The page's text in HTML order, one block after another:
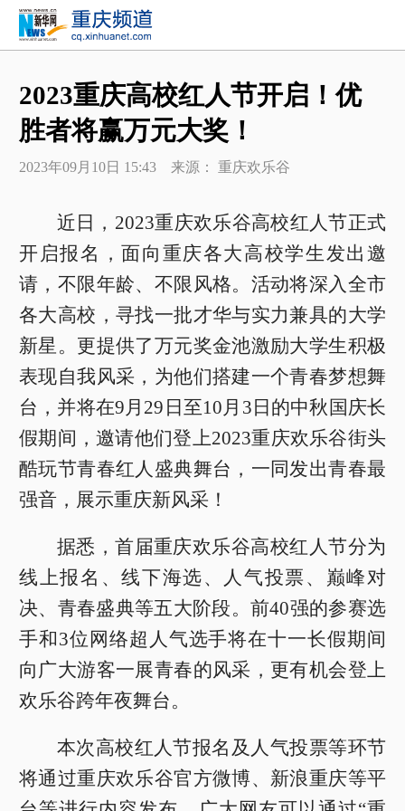
2023重庆高校红人节开启！优
胜者将赢万元大奖！
2023年09月10日 15:43 来源： 重庆欢乐谷
近日，2023重庆欢乐谷高校红人节正式
开启报名，面向重庆各大高校学生发出邀
请，不限年龄、不限风格。活动将深入全市
各大高校，寻找一批才华与实力兼具的大学
新星。更提供了万元奖金池激励大学生积极
表现自我风采，为他们搭建一个青春梦想舞
台，并将在9月29日至10月3日的中秋国庆长
假期间，邀请他们登上2023重庆欢乐谷街头
酷玩节青春红人盛典舞台，一同发出青春最
强音，展示重庆新风采！
据悉，首届重庆欢乐谷高校红人节分为
线上报名、线下海选、人气投票、巅峰对
决、青春盛典等五大阶段。前40强的参赛选
手和3位网络超人气选手将在十一长假期间
向广大游客一展青春的风采，更有机会登上
欢乐谷跨年夜舞台。
本次高校红人节报名及人气投票等环节
将通过重庆欢乐谷官方微博、新浪重庆等平